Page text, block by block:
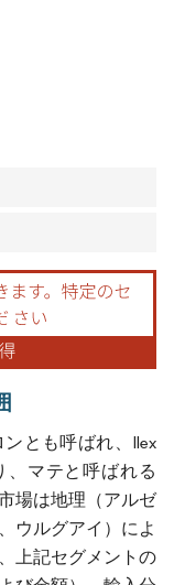
とも呼ばれ、Ilex
、マテと呼ばれる
場は地理（アルゼ
ウルグアイ）によ
上記セグメントの